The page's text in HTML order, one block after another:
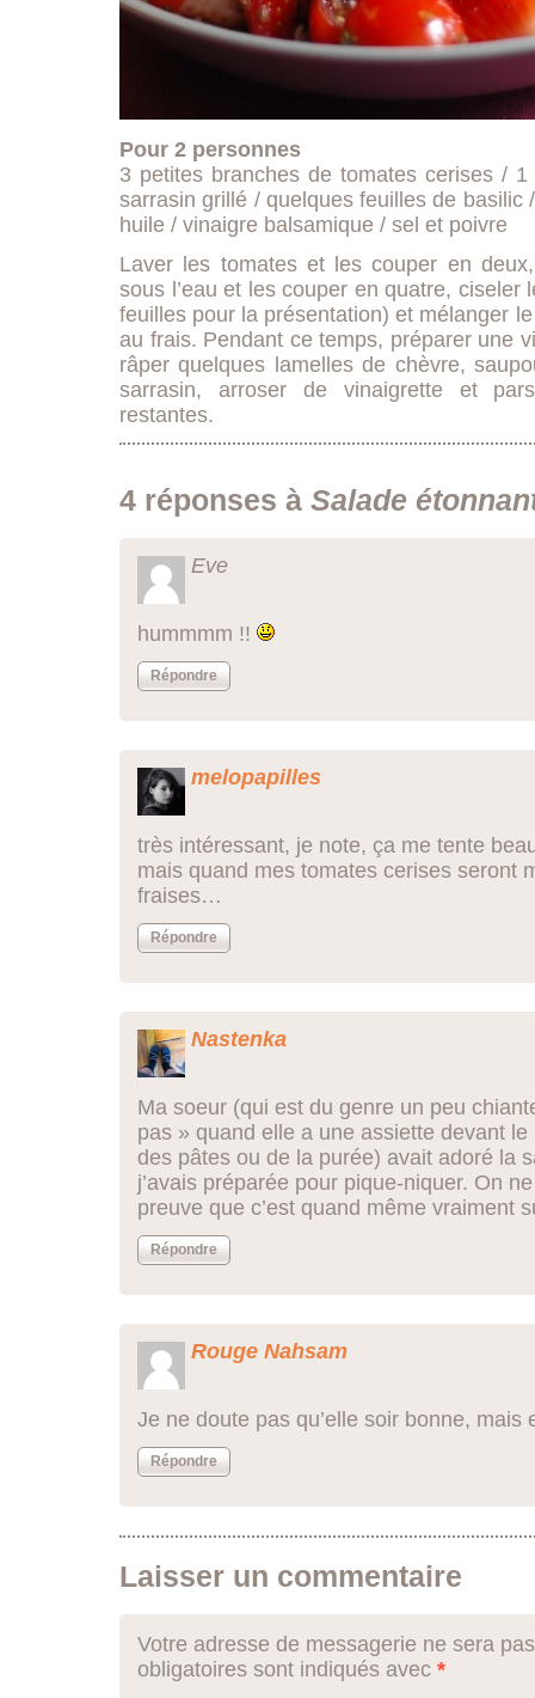
Pour 2 personnes
3 petites branches de tomates cerises /
sarrasin grillé / quelques feuilles de basilic
huile / vinaigre balsamique / sel et poivre
Laver les tomates et les couper en
sous l’eau et les couper en quatre,
feuilles pour la présentation) et mélanger
au frais. Pendant ce temps, préparer une
râper quelques lamelles de chèvre,
sarrasin, arroser de vinaigrette et
restantes.
4 réponses à Salade
Eve
hummmm !!
Répondre
melopapilles
très intéressant, je note, ça me tente
mais quand mes tomates cerises seront
fraises…
Répondre
Nastenka
Ma soeur (qui est du genre un peu
pas » quand elle a une assiette devant
des pâtes ou de la purée) avait adoré la
j’avais préparée pour pique-niquer. On
preuve que c’est quand même vraiment
Répondre
Rouge Nahsam
Je ne doute pas qu’elle soir bonne,
Répondre
Laisser un commentaire
Votre adresse de messagerie ne sera
obligatoires sont indiqués avec *